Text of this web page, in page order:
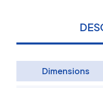
Dimensions